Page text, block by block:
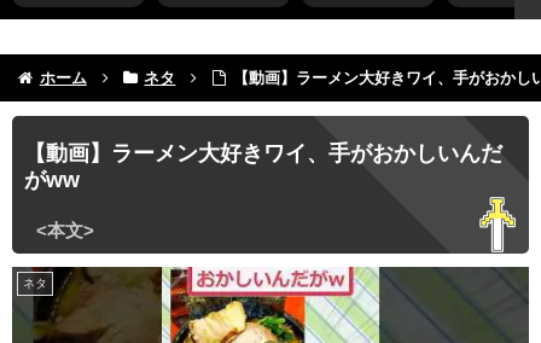
ホーム ネタ 【動画】ラーメン大好きワイ、手がおかし
【動画】ラーメン大好きワイ、手がおかしいんだ
がww
ネタ